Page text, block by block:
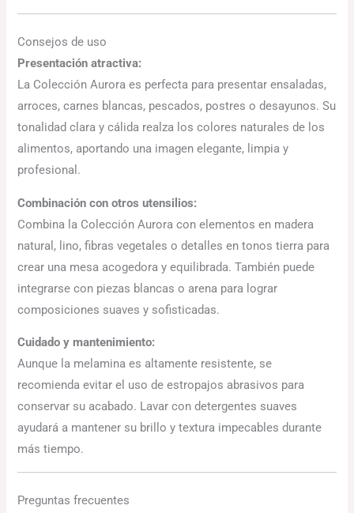
Consejos de uso
Presentación atractiva:
La Colección Aurora es perfecta para presentar ensaladas,
arroces, carnes blancas, pescados, postres o desayunos. Su
tonalidad clara y cálida realza los colores naturales de los
alimentos, aportando una imagen elegante, limpia y
profesional.
Combinación con otros utensilios:
Combina la Colección Aurora con elementos en madera
natural, lino, fibras vegetales o detalles en tonos tierra para
crear una mesa acogedora y equilibrada. También puede
integrarse con piezas blancas o arena para lograr
composiciones suaves y sofisticadas.
Cuidado y mantenimiento:
Aunque la melamina es altamente resistente, se
recomienda evitar el uso de estropajos abrasivos para
conservar su acabado. Lavar con detergentes suaves
ayudará a mantener su brillo y textura impecables durante
más tiempo.
Preguntas frecuentes